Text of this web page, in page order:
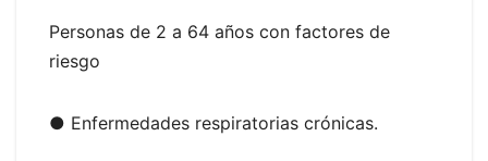
Personas de 2 a 64 años con factores de
riesgo
● Enfermedades respiratorias crónicas.